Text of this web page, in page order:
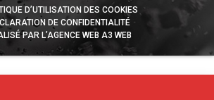
D’UTILISATION DES COOKIES
DE CONFIDENTIALITÉ
PAR L’AGENCE WEB A3 WEB